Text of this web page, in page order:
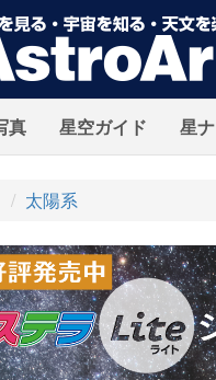
真 星空ガイド 星
ト
プ
太陽系